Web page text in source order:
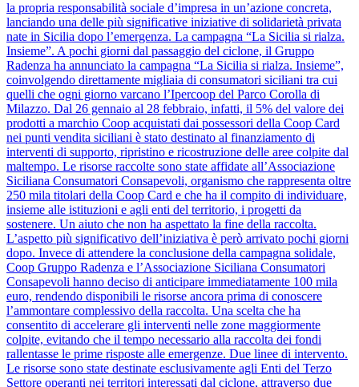
la propria responsabilità sociale d’impresa in un’azione concreta,
lanciando una delle più significative iniziative di solidarietà privata
nate in Sicilia dopo l’emergenza. La campagna “La Sicilia si rialza.
Insieme”. A pochi giorni dal passaggio del ciclone, il Gruppo
Radenza ha annunciato la campagna “La Sicilia si rialza. Insieme”,
coinvolgendo direttamente migliaia di consumatori siciliani tra cui
quelli che ogni giorno varcano l’Ipercoop del Parco Corolla di
Milazzo. Dal 26 gennaio al 28 febbraio, infatti, il 5% del valore dei
prodotti a marchio Coop acquistati dai possessori della Coop Card
nei punti vendita siciliani è stato destinato al finanziamento di
interventi di supporto, ripristino e ricostruzione delle aree colpite dal
maltempo. Le risorse raccolte sono state affidate all’Associazione
Siciliana Consumatori Consapevoli, organismo che rappresenta oltre
250 mila titolari della Coop Card e che ha il compito di individuare,
insieme alle istituzioni e agli enti del territorio, i progetti da
sostenere. Un aiuto che non ha aspettato la fine della raccolta.
L’aspetto più significativo dell’iniziativa è però arrivato pochi giorni
dopo. Invece di attendere la conclusione della campagna solidale,
Coop Gruppo Radenza e l’Associazione Siciliana Consumatori
Consapevoli hanno deciso di anticipare immediatamente 100 mila
euro, rendendo disponibili le risorse ancora prima di conoscere
l’ammontare complessivo della raccolta. Una scelta che ha
consentito di accelerare gli interventi nelle zone maggiormente
colpite, evitando che il tempo necessario alla raccolta dei fondi
rallentasse le prime risposte alle emergenze. Due linee di intervento.
Le risorse sono state destinate esclusivamente agli Enti del Terzo
Settore operanti nei territori interessati dal ciclone, attraverso due